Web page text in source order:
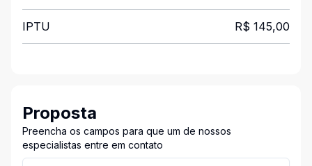
IPTU R$ 145,00
Proposta
Preencha os campos para que um de nossos
especialistas entre em contato